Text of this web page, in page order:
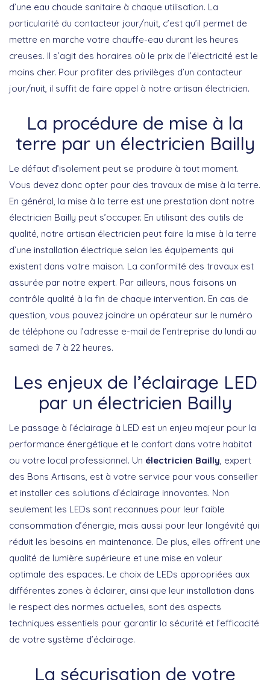
d’une eau chaude sanitaire à chaque utilisation. La
particularité du contacteur jour/nuit, c’est qu’il permet de
mettre en marche votre chauffe-eau durant les heures
creuses. Il s’agit des horaires où le prix de l’électricité est le
moins cher. Pour profiter des privilèges d’un contacteur
jour/nuit, il suffit de faire appel à notre artisan électricien.
La procédure de mise à la
terre par un électricien Bailly
Le défaut d’isolement peut se produire à tout moment.
Vous devez donc opter pour des travaux de mise à la terre.
En général, la mise à la terre est une prestation dont notre
électricien Bailly peut s’occuper. En utilisant des outils de
qualité, notre artisan électricien peut faire la mise à la terre
d’une installation électrique selon les équipements qui
existent dans votre maison. La conformité des travaux est
assurée par notre expert. Par ailleurs, nous faisons un
contrôle qualité à la fin de chaque intervention. En cas de
question, vous pouvez joindre un opérateur sur le numéro
de téléphone ou l’adresse e-mail de l’entreprise du lundi au
samedi de 7 à 22 heures.
Les enjeux de l’éclairage LED
par un électricien Bailly
Le passage à l’éclairage à LED est un enjeu majeur pour la
performance énergétique et le confort dans votre habitat
ou votre local professionnel. Un électricien Bailly , expert
des Bons Artisans, est à votre service pour vous conseiller
et installer ces solutions d’éclairage innovantes. Non
seulement les LEDs sont reconnues pour leur faible
consommation d’énergie, mais aussi pour leur longévité qui
réduit les besoins en maintenance. De plus, elles offrent une
qualité de lumière supérieure et une mise en valeur
optimale des espaces. Le choix de LEDs appropriées aux
différentes zones à éclairer, ainsi que leur installation dans
le respect des normes actuelles, sont des aspects
techniques essentiels pour garantir la sécurité et l’efficacité
de votre système d’éclairage.
La sécurisation de votre